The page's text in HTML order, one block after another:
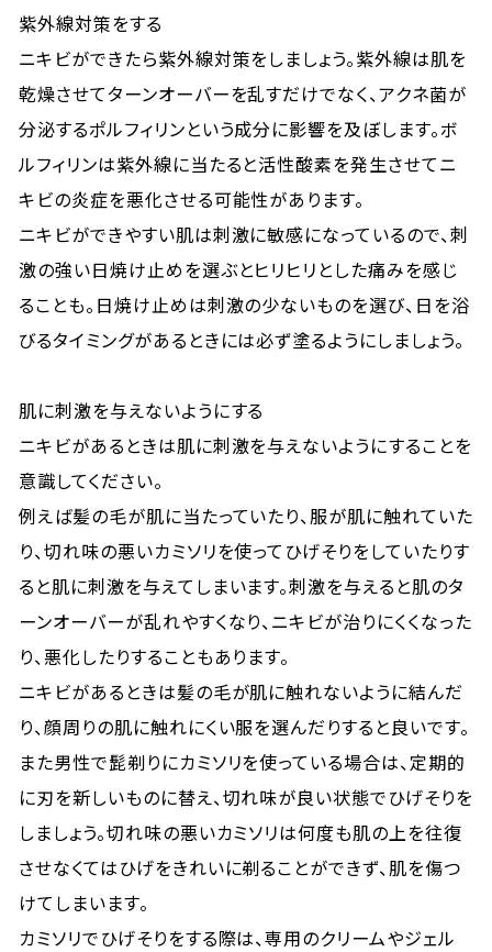
紫外線対策をする
ニキビができたら紫外線対策をしましょう。紫外線は肌を
乾燥させてターンオーバーを乱すだけでなく、アクネ菌が
分泌するポルフィリンという成分に影響を及ぼします。ボ
ルフィリンは紫外線に当たると活性酸素を発生させてニ
キビの炎症を悪化させる可能性があります。
ニキビができやすい肌は刺激に敏感になっているので、刺
激の強い日焼け止めを選ぶとヒリヒリとした痛みを感じ
ることも。日焼け止めは刺激の少ないものを選び、日を浴
びるタイミングがあるときには必ず塗るようにしましょう。
肌に刺激を与えないようにする
ニキビがあるときは肌に刺激を与えないようにすることを
意識してください。
例えば髪の毛が肌に当たっていたり、服が肌に触れていた
り、切れ味の悪いカミソリを使ってひげそりをしていたりす
ると肌に刺激を与えてしまいます。刺激を与えると肌のタ
ーンオーバーが乱れやすくなり、ニキビが治りにくくなった
り、悪化したりすることもあります。
ニキビがあるときは髪の毛が肌に触れないように結んだ
り、顔周りの肌に触れにくい服を選んだりすると良いです。
また男性で髭剃りにカミソリを使っている場合は、定期的
に刃を新しいものに替え、切れ味が良い状態でひげそりを
しましょう。切れ味の悪いカミソリは何度も肌の上を往復
させなくてはひげをきれいに剃ることができず、肌を傷つ
けてしまいます。
カミソリでひげそりをする際は、専用のクリームやジェル